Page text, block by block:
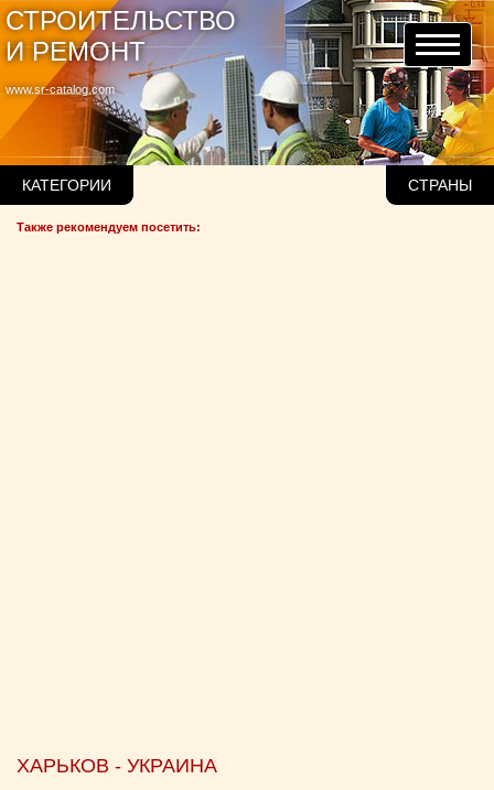
www.sr-catalog.com
СТРОИТЕЛЬСТВО
И РЕМОНТ
КАТЕГОРИИ СТРАНЫ
Также рекомендуем посетить:
ХАРЬКОВ - УКРАИНА